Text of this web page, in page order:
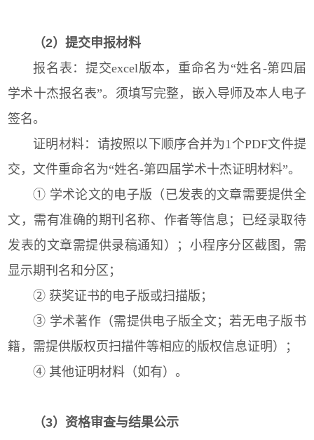
（2）提交申报材料
报名表：提交excel版本，重命名为“姓名-第四届
学术十杰报名表”。须填写完整，嵌入导师及本人电子
签名。
证明材料：请按照以下顺序合并为1个PDF文件提
交，文件重命名为“姓名-第四届学术十杰证明材料”。
① 学术论文的电子版（已发表的文章需要提供全
文，需有准确的期刊名称、作者等信息；已经录取待
发表的文章需提供录稿通知）；小程序分区截图，需
显示期刊名和分区；
② 获奖证书的电子版或扫描版；
③ 学术著作（需提供电子版全文；若无电子版书
籍，需提供版权页扫描件等相应的版权信息证明）；
④ 其他证明材料（如有）。
（3）资格审查与结果公示